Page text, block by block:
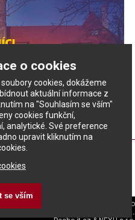
o cookies
cookies, dokážeme
aktuální informace z
na "Souhlasím se vším"
cookies funkční,
analytické. Své preference
upravit kliknutím na
se vším
Divadlo
Městské divadlo v Mostě s.r.o.